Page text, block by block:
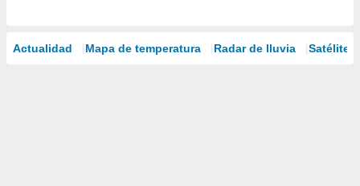
Actualidad Mapa de temperatura Radar de lluvia Satélites